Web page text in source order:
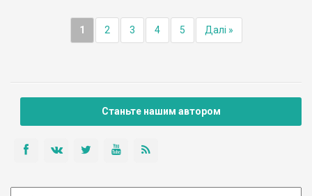
1 2 3 4 5 Далі »
Станьте нашим автором